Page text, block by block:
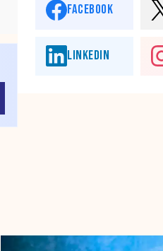
FACEBOOK
LINKEDIN